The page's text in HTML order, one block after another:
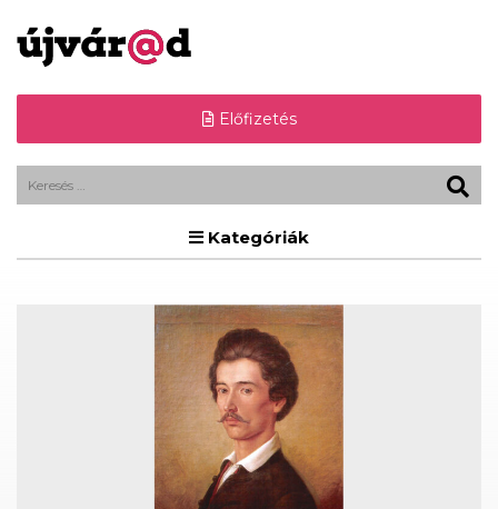
Előfizetés
Kategóriák